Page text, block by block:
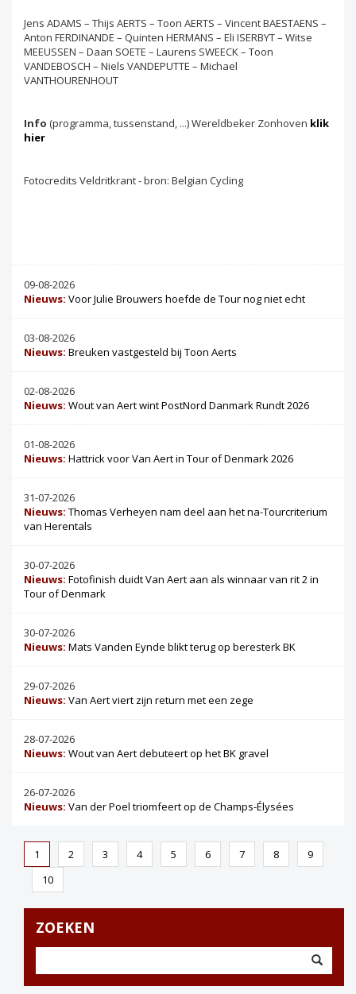
Jens ADAMS – Thijs AERTS – Toon AERTS – Vincent BAESTAENS –
Anton FERDINANDE – Quinten HERMANS – Eli ISERBYT – Witse
MEEUSSEN – Daan SOETE – Laurens SWEECK – Toon
VANDEBOSCH – Niels VANDEPUTTE – Michael
VANTHOURENHOUT
Info (programma, tussenstand, ...) Wereldbeker Zonhoven klik
hier
Fotocredits Veldritkrant - bron: Belgian Cycling
09-08-2026
Nieuws: Voor Julie Brouwers hoefde de Tour nog niet echt
03-08-2026
Nieuws: Breuken vastgesteld bij Toon Aerts
02-08-2026
Nieuws: Wout van Aert wint PostNord Danmark Rundt 2026
01-08-2026
Nieuws: Hattrick voor Van Aert in Tour of Denmark 2026
31-07-2026
Nieuws: Thomas Verheyen nam deel aan het na-Tourcriterium
van Herentals
30-07-2026
Nieuws: Fotofinish duidt Van Aert aan als winnaar van rit 2 in
Tour of Denmark
30-07-2026
Nieuws: Mats Vanden Eynde blikt terug op beresterk BK
29-07-2026
Nieuws: Van Aert viert zijn return met een zege
28-07-2026
Nieuws: Wout van Aert debuteert op het BK gravel
26-07-2026
Nieuws: Van der Poel triomfeert op de Champs-Élysées
1 2 3 4 5 6 7 8
9
10
ZOEKEN